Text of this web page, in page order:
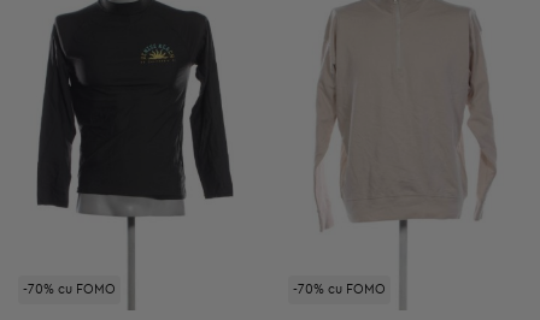
-70% cu FOMO -70% cu FOMO